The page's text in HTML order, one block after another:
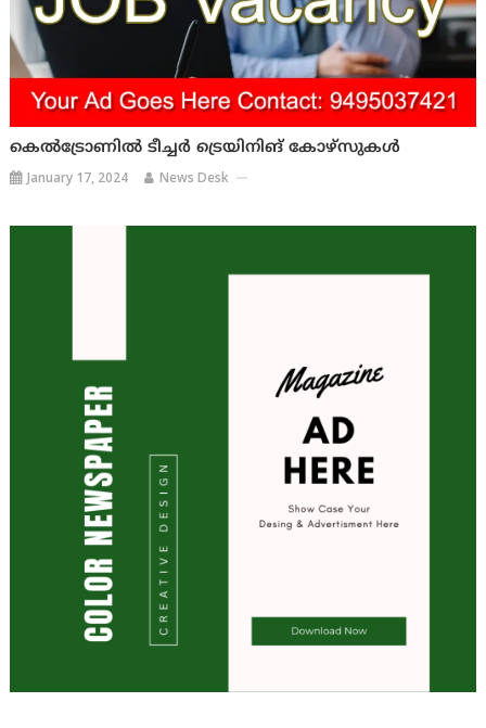
കെല്‍ട്രോണില്‍ ടീച്ചര്‍ ട്രെയിനിങ് കോഴ്സുകള്‍
January 17, 2024 News Desk